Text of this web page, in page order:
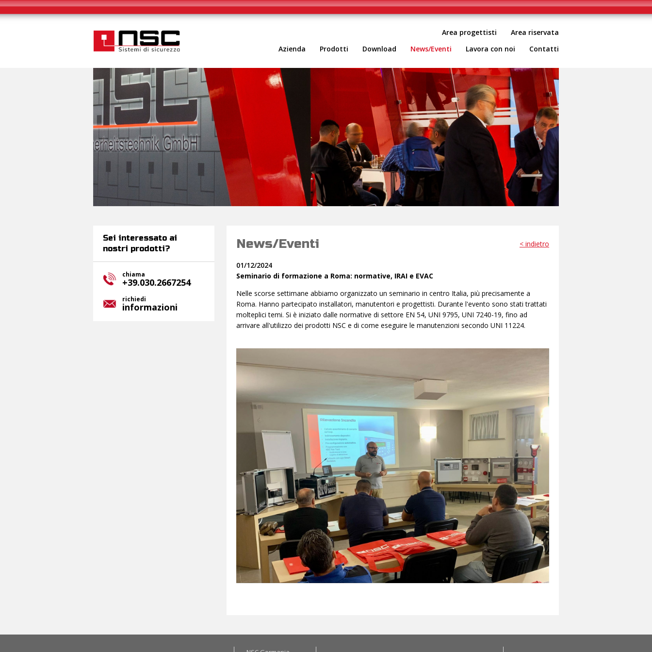
Notice: session_start(): A session had already been started - ignoring in/var/www/vhost/www.nsc-sistemisicurezza.it/htdocs/script-head.phpon line2
Area progettisti
Area riservata
Azienda
Prodotti Download News/Eventi Lavora con noi Contatti
Sei interessato ai
nostri prodotti?
chiama
+39.030.2667254
richiedi
informazioni
News/Eventi < indietro
01/12/2024
Seminario di formazione a Roma: normative, IRAI e EVAC
Nelle scorse settimane abbiamo organizzato un seminario in centro Italia, più precisamente a
Roma. Hanno partecipato installatori, manutentori e progettisti. Durante l'evento sono stati trattati
molteplici temi. Si è iniziato dalle normative di settore EN 54, UNI 9795, UNI 7240-19, fino ad
arrivare all'utilizzo dei prodotti NSC e di come eseguire le manutenzioni secondo UNI 11224.